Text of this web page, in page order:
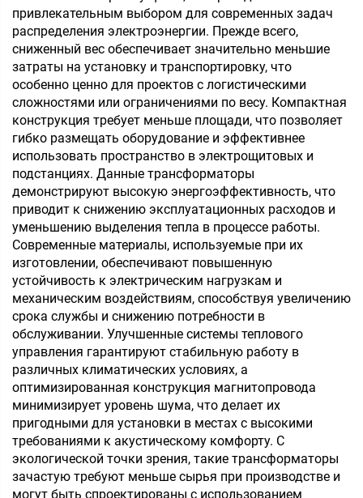
развязкой, 220 В, 80 В,
трансформатор
выход 36 В,
максимальный вход 380
В
привлекательным выбором для современных задач
распределения электроэнергии. Прежде всего,
сниженный вес обеспечивает значительно меньшие
затраты на установку и транспортировку, что
особенно ценно для проектов с логистическими
сложностями или ограничениями по весу. Компактная
конструкция требует меньше площади, что позволяет
гибко размещать оборудование и эффективнее
использовать пространство в электрощитовых и
подстанциях. Данные трансформаторы
демонстрируют высокую энергоэффективность, что
приводит к снижению эксплуатационных расходов и
уменьшению выделения тепла в процессе работы.
Современные материалы, используемые при их
изготовлении, обеспечивают повышенную
устойчивость к электрическим нагрузкам и
механическим воздействиям, способствуя увеличению
срока службы и снижению потребности в
обслуживании. Улучшенные системы теплового
управления гарантируют стабильную работу в
различных климатических условиях, а
оптимизированная конструкция магнитопровода
минимизирует уровень шума, что делает их
пригодными для установки в местах с высокими
требованиями к акустическому комфорту. С
экологической точки зрения, такие трансформаторы
зачастую требуют меньше сырья при производстве и
могут быть спроектированы с использованием